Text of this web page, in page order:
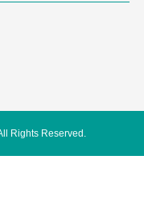
Rights Reserved.